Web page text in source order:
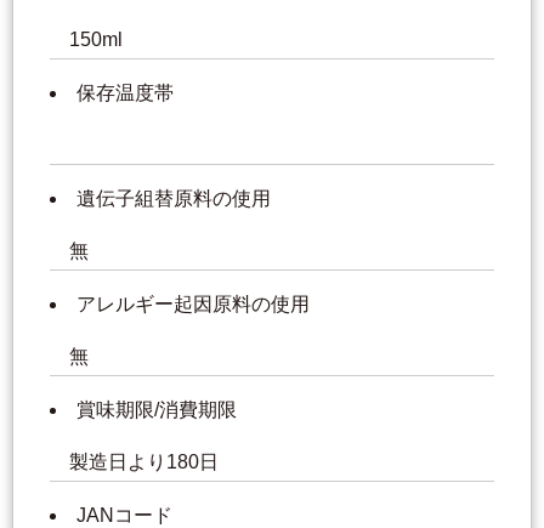
150ml
保存温度帯
遺伝子組替原料の使用
無
アレルギー起因原料の使用
無
賞味期限/消費期限
製造日より180日
JANコード